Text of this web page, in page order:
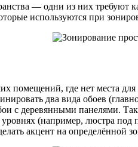
— одни из них требуют
используются при
помещений, где нет места
два вида обоев
с деревянными панелями.
(например, люстра под
акцент на определённой